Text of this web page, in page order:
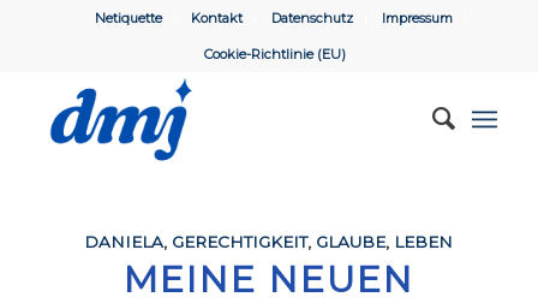
Netiquette Kontakt Datenschutz Impressum
Cookie-Richtlinie (EU)
DANIELA, GERECHTIGKEIT, GLAUBE, LEBEN
MEINE NEUEN